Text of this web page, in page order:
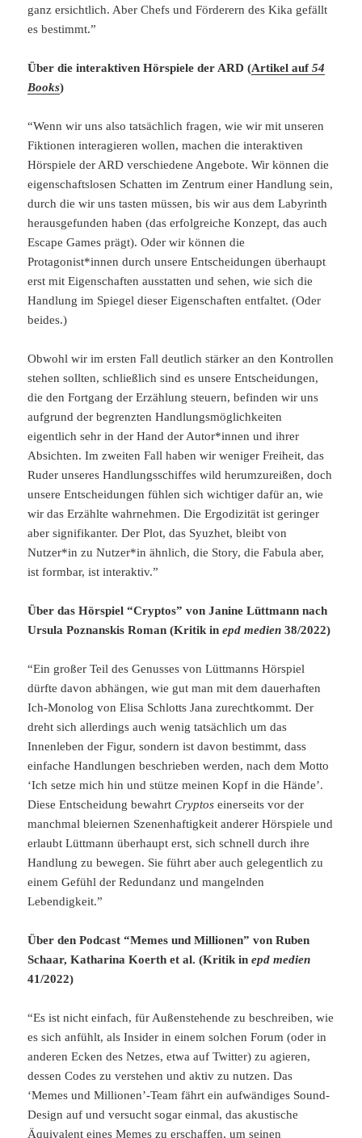
ganz ersichtlich. Aber Chefs und Förderern des Kika gefällt
es bestimmt.”
Über die interaktiven Hörspiele der ARD (Artikel auf54
Books)
“Wenn wir uns also tatsächlich fragen, wie wir mit unseren
Fiktionen interagieren wollen, machen die interaktiven
Hörspiele der ARD verschiedene Angebote. Wir können die
eigenschaftslosen Schatten im Zentrum einer Handlung sein,
durch die wir uns tasten müssen, bis wir aus dem Labyrinth
herausgefunden haben (das erfolgreiche Konzept, das auch
Escape Games prägt). Oder wir können die
Protagonist*innen durch unsere Entscheidungen überhaupt
erst mit Eigenschaften ausstatten und sehen, wie sich die
Handlung im Spiegel dieser Eigenschaften entfaltet. (Oder
beides.)
Obwohl wir im ersten Fall deutlich stärker an den Kontrollen
stehen sollten, schließlich sind es unsere Entscheidungen,
die den Fortgang der Erzählung steuern, befinden wir uns
aufgrund der begrenzten Handlungsmöglichkeiten
eigentlich sehr in der Hand der Autor*innen und ihrer
Absichten. Im zweiten Fall haben wir weniger Freiheit, das
Ruder unseres Handlungsschiffes wild herumzureißen, doch
unsere Entscheidungen fühlen sich wichtiger dafür an, wie
wir das Erzählte wahrnehmen. Die Ergodizität ist geringer
aber signifikanter. Der Plot, das Syuzhet, bleibt von
Nutzer*in zu Nutzer*in ähnlich, die Story, die Fabula aber,
ist formbar, ist interaktiv.”
Über das Hörspiel “Cryptos” von Janine Lüttmann nach
Ursula Poznanskis Roman (Kritik inepd medien 38/2022)
“Ein großer Teil des Genusses von Lüttmanns Hörspiel
dürfte davon abhängen, wie gut man mit dem dauerhaften
Ich-Monolog von Elisa Schlotts Jana zurechtkommt. Der
dreht sich allerdings auch wenig tatsächlich um das
Innenleben der Figur, sondern ist davon bestimmt, dass
einfache Handlungen beschrieben werden, nach dem Motto
‘Ich setze mich hin und stütze meinen Kopf in die Hände’.
Diese Entscheidung bewahrtCryptos einerseits vor der
manchmal bleiernen Szenenhaftigkeit anderer Hörspiele und
erlaubt Lüttmann überhaupt erst, sich schnell durch ihre
Handlung zu bewegen. Sie führt aber auch gelegentlich zu
einem Gefühl der Redundanz und mangelnden
Lebendigkeit.”
Über den Podcast “Memes und Millionen” von Ruben
Schaar, Katharina Koerth et al. (Kritik inepd medien
41/2022)
“Es ist nicht einfach, für Außenstehende zu beschreiben, wie
es sich anfühlt, als Insider in einem solchen Forum (oder in
anderen Ecken des Netzes, etwa auf Twitter) zu agieren,
dessen Codes zu verstehen und aktiv zu nutzen. Das
‘Memes und Millionen’-Team fährt ein aufwändiges Sound-
Design auf und versucht sogar einmal, das akustische
Äquivalent eines Memes zu erschaffen, um seinen